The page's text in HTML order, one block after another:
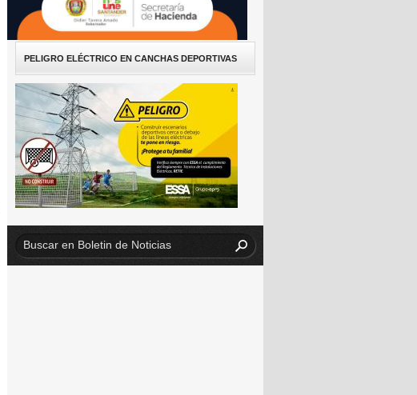
PELIGRO ELÉCTRICO EN CANCHAS DEPORTIVAS